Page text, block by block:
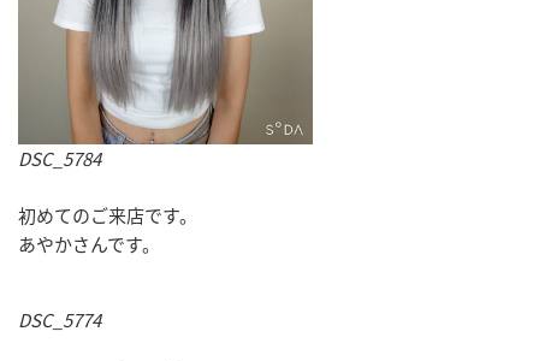
DSC_5784
初めてのご来店です。
あやかさんです。
DSC_5774